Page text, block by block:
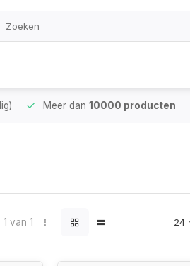
Meer dan10000 producten
van 1